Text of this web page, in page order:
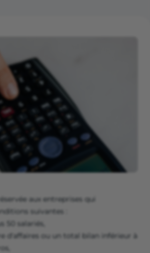
aux entreprises qui
suivantes :
50 salariés,
d'affaires ou un total bilan inférieur à